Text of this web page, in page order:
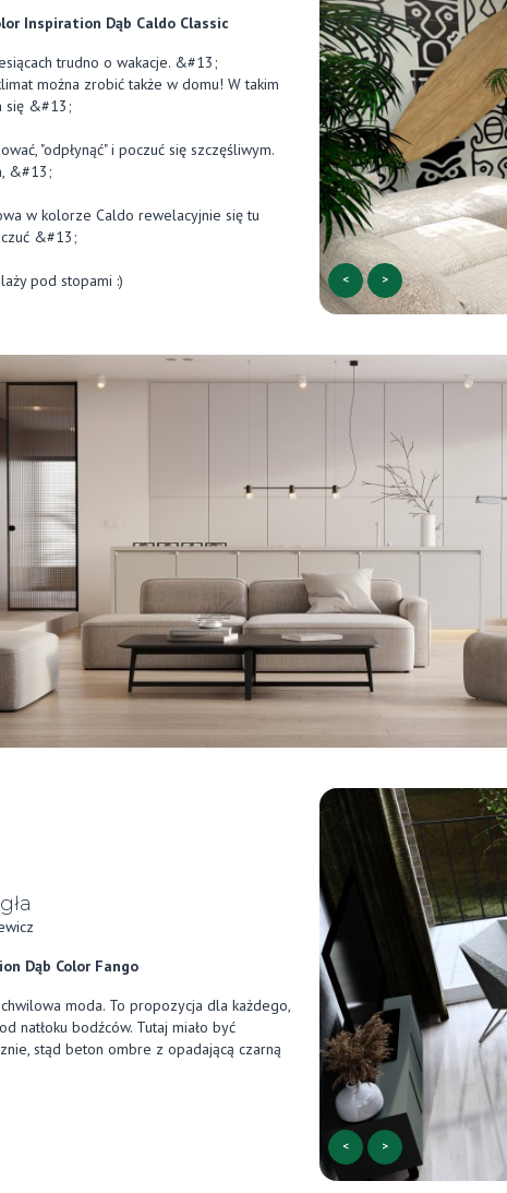
Inspiration Dąb Caldo Classic
trudno o wakacje. &#13;
można zrobić także w domu! W takim
się &#13;
"odpłynąć" i poczuć się szczęśliwym.
&#13;
w kolorze Caldo rewelacyjnie się tu
czuć &#13;
pod stopami :)
< >
Dąb Color Fango
moda. To propozycja dla każdego,
natłoku bodźców. Tutaj miało być
stąd beton ombre z opadającą czarną
< >